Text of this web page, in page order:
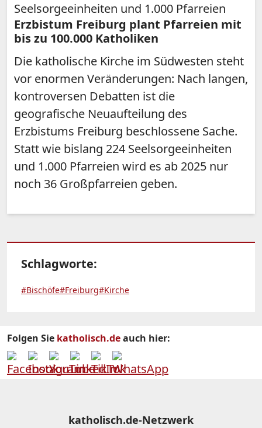
Seelsorgeeinheiten und 1.000 Pfarreien
Erzbistum Freiburg plant Pfarreien mit
bis zu 100.000 Katholiken
Die katholische Kirche im Südwesten steht
vor enormen Veränderungen: Nach langen,
kontroversen Debatten ist die
geografische Neuaufteilung des
Erzbistums Freiburg beschlossene Sache.
Statt wie bislang 224 Seelsorgeeinheiten
und 1.000 Pfarreien wird es ab 2025 nur
noch 36 Großpfarreien geben.
Schlagworte:
#Bischöfe#Freiburg#Kirche
Folgen Sie katholisch.deauch hier:
katholisch.de-Netzwerk